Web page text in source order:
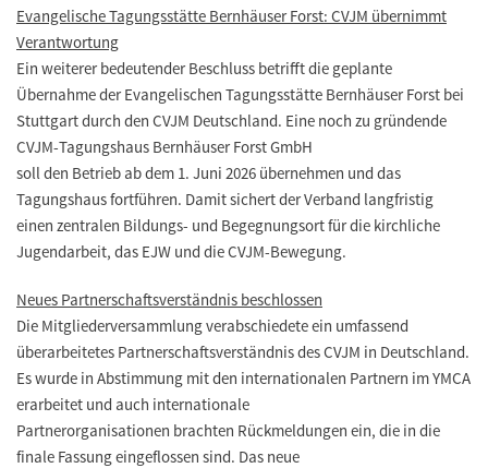
Evangelische Tagungsstätte Bernhäuser Forst: CVJM übernimmt
Verantwortung
Ein weiterer bedeutender Beschluss betrifft die geplante
Übernahme der Evangelischen Tagungsstätte Bernhäuser Forst bei
Stuttgart durch den CVJM Deutschland. Eine noch zu gründende
CVJM-Tagungshaus Bernhäuser Forst GmbH
soll den Betrieb ab dem 1. Juni 2026 übernehmen und das
Tagungshaus fortführen. Damit sichert der Verband langfristig
einen zentralen Bildungs- und Begegnungsort für die kirchliche
Jugendarbeit, das EJW und die CVJM-Bewegung.
Neues Partnerschaftsverständnis beschlossen
Die Mitgliederversammlung verabschiedete ein umfassend
überarbeitetes Partnerschaftsverständnis des CVJM in Deutschland.
Es wurde in Abstimmung mit den internationalen Partnern im YMCA
erarbeitet und auch internationale
Partnerorganisationen brachten Rückmeldungen ein, die in die
finale Fassung eingeflossen sind. Das neue